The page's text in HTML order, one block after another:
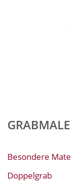
GRABMALE
Besondere
Doppelgrab